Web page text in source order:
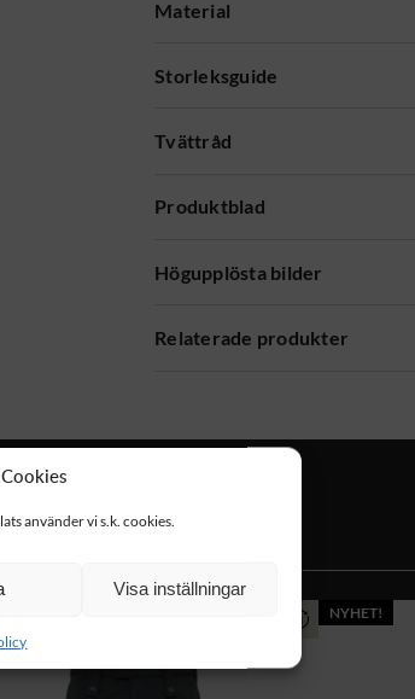
använder vi s.k. cookies.
Visa inställningar
Material
Storleksguide
Tvättråd
Produktblad
Högupplösta bilder
Relaterade produkter
NYHET!